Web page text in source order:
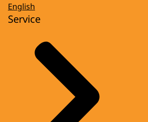
English
Service